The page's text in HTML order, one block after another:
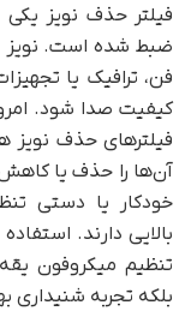
فیلتر حذف نویز یکی
ضبط شده است. نویز
فن، ترافیک یا
کیفیت صدا شود.
فیلترهای حذف نویز
آن‌ها را حذف یا
خودکار یا دستی
بالایی دارند.
تنظیم میکروفون
بلکه تجربه شنیداری